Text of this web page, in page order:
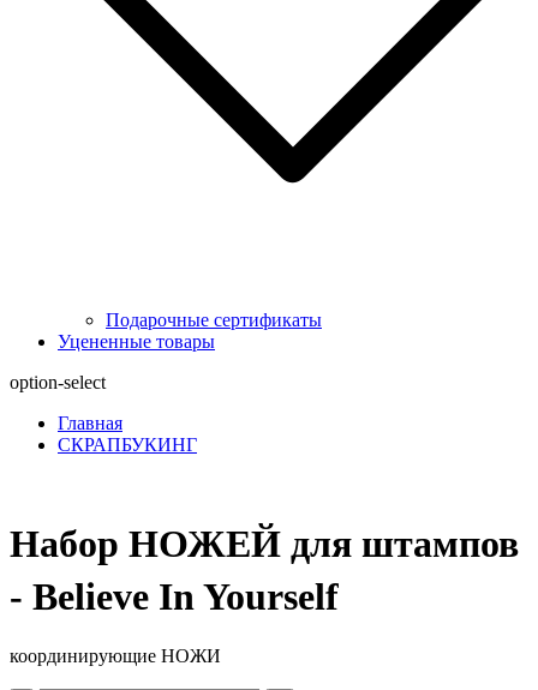
Подарочные сертификаты
Уцененные товары
option-select
Главная
СКРАПБУКИНГ
Набор НОЖЕЙ для штампов
- Believe In Yourself
координирующие НОЖИ